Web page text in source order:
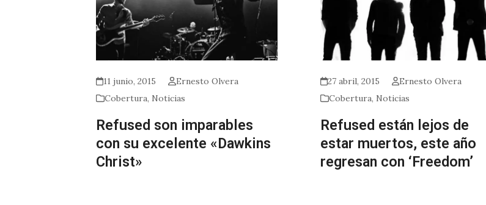
11 junio, 2015
Ernesto Olvera
Cobertura, Noticias
Refused son imparables
con su excelente «Dawkins
Christ»
27 abril, 2015
Ernesto Olvera
Cobertura, Noticias
Refused están lejos de
estar muertos, este año
regresan con ‘Freedom’